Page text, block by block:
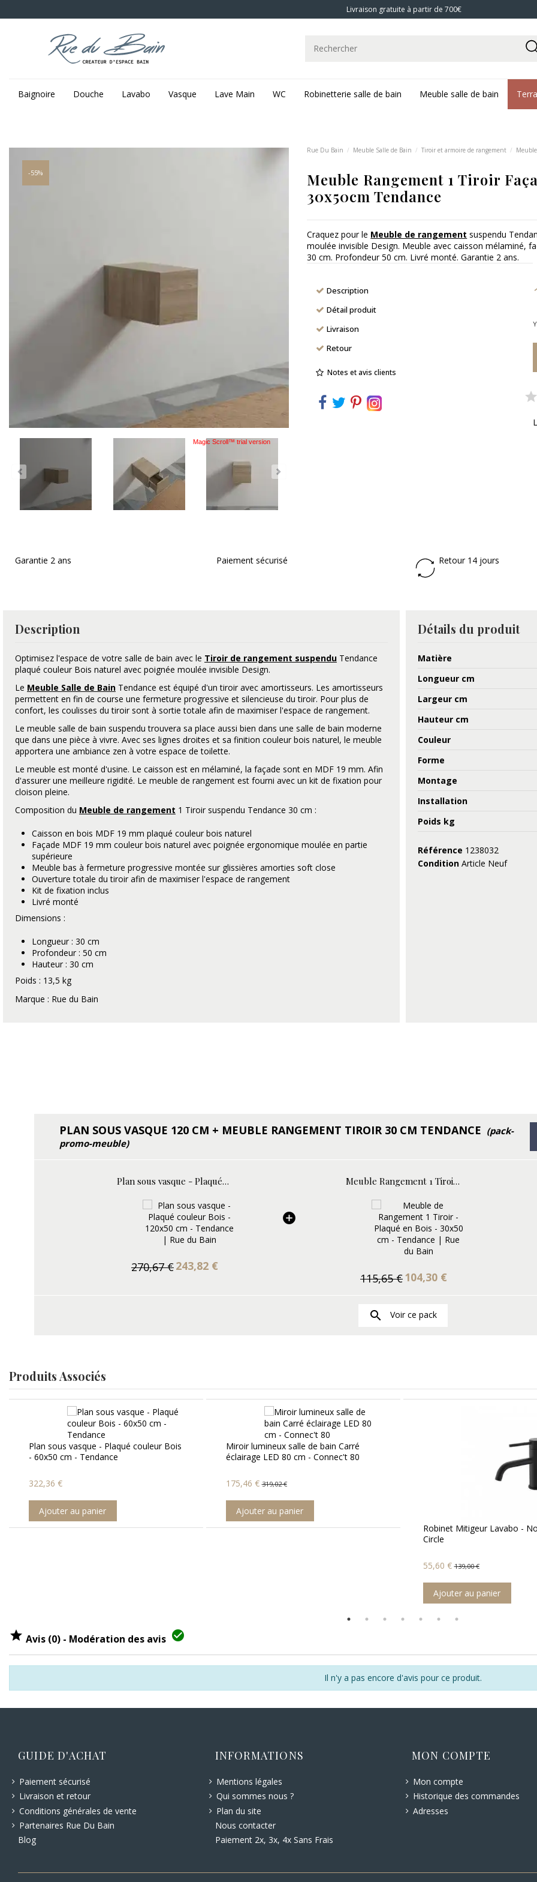
Livraison gratuite à partir de 700€
Baignoire Douche Lavabo Vasque Lave Main WC Robinetterie salle de bain Meuble salle de bain
-55%
Magic Scroll™ trial version
Rue Du Bain Meuble Salle de Bain Tiroir et armoire de rangement
Meuble Rangement 1 Tiroir
30x50cm Tendance
Craquez pour le Meuble de rangement suspendu
moulée invisible Design. Meuble avec caisson mélaminé,
30 cm. Profondeur 50 cm. Livré monté. Garantie 2 ans.
Description
Détail produit
Livraison
Retour
Notes et avis clients
Garantie 2 ans Paiement sécurisé Retour 14 jours
Description
Optimisez l'espace de votre salle de bain avec le Tiroir de rangement suspendu Tendance
plaqué couleur Bois naturel avec poignée moulée invisible Design.
Le Meuble Salle de Bain Tendance est équipé d'un tiroir avec amortisseurs. Les amortisseurs
permettent en fin de course une fermeture progressive et silencieuse du tiroir. Pour plus de
confort, les coulisses du tiroir sont à sortie totale afin de maximiser l'espace de rangement.
Le meuble salle de bain suspendu trouvera sa place aussi bien dans une salle de bain moderne
que dans une pièce à vivre. Avec ses lignes droites et sa finition couleur bois naturel, le meuble
apportera une ambiance zen à votre espace de toilette.
Le meuble est monté d'usine. Le caisson est en mélaminé, la façade sont en MDF 19 mm. Afin
d'assurer une meilleure rigidité. Le meuble de rangement est fourni avec un kit de fixation pour
cloison pleine.
Composition du Meuble de rangement 1 Tiroir suspendu Tendance 30 cm :
Caisson en bois MDF 19 mm plaqué couleur bois naturel
Façade MDF 19 mm couleur bois naturel avec poignée ergonomique moulée en partie
supérieure
Meuble bas à fermeture progressive montée sur glissières amorties soft close
Ouverture totale du tiroir afin de maximiser l'espace de rangement
Kit de fixation inclus
Livré monté
Dimensions :
Longueur : 30 cm
Profondeur : 50 cm
Hauteur : 30 cm
Poids : 13,5 kg
Marque : Rue du Bain
Détails du produit
Matière
Longueur cm
Largeur cm
Hauteur cm
Couleur
Forme
Montage
Installation
Poids kg
Référence 1238032
Condition Article Neuf
PLAN SOUS VASQUE 120 CM + MEUBLE RANGEMENT TIROIR 30 CM TENDANCE (pack-
promo-meuble)
Plan sous vasque - Plaqué couleur Bois - 120x50 cm - Tendance
270,67 €243,82 €
Meuble Rangement 1 Tiroir Façade MDF 19mm Plaqué Bois 30x50cm Tendance
115,65 €104,30 €
 Voir ce pack
Produits Associés
Miroir lumineux salle de bain Carré
éclairage LED 80 cm - Connec't 80
175,46 €
Ajouter au panier
Robinet Mitigeur Lavabo - Noir mat -
Vasque à Poser Carrée -
Blanc Brillant - 43x43 cm -
 Avis (0) - Modération des avis 
Il n'y a pas encore d'avis pour ce produit.
GUIDE D'ACHAT
Paiement sécurisé
Livraison et retour
Conditions générales de vente
Partenaires Rue Du Bain
Blog
INFORMATIONS
Mentions légales
Qui sommes nous ?
Plan du site
Nous contacter
Paiement 2x, 3x, 4x Sans Frais
MON COMPTE
Mon compte
Historique des commandes
Adresses